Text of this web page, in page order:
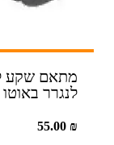
מתאם שקע
לנגרר באוטו
55.00₪